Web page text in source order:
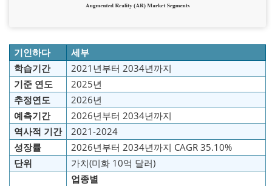
기인하다
세부
학습기간
2021년부터 2034년까지
기준 연도
2025년
추정연도
2026년
예측기간
2026년부터 2034년까지
역사적 기간
2021-2024
성장률
2026년부터 2034년까지 CAGR 35.10%
단위
가치(미화 10억 달러)
업종별